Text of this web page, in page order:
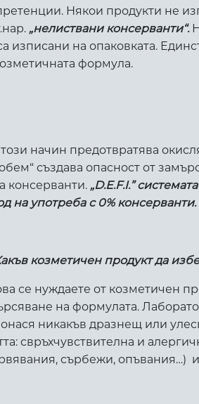
Някои продукти не
„нелиствани консерванти“.
изписани на опаковката.
формула.
начин предотвратява
създава опасност от
консерванти. „D.E.F.I.”
на употреба с 0% консерванти.
козметичен продукт да
се нуждаете от козметичен
на формулата.
никакъв дразнещ или
свръхчувствителна и
сърбежи, опъвания…)